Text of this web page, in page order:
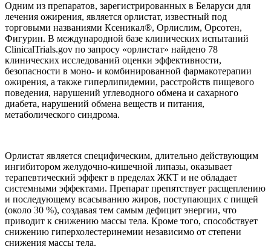
Одним из препаратов, зарегистрированных в Беларуси для
лечения ожирения, является орлистат, известный под
торговыми названиями Ксеникал®, Орлислим, Орсотен,
Фигурин. В международной базе клинических испытаний
ClinicalTrials.gov по запросу «орлистат» найдено 78
клинических исследований оценки эффективности,
безопасности в моно- и комбинированной фармакотерапии
ожирения, а также гиперлипидемии, расстройств пищевого
поведения, нарушений углеводного обмена и сахарного
диабета, нарушений обмена веществ и питания,
метаболического синдрома.
Орлистат является специфическим, длительно действующим
ингибитором желудочно-кишечной липазы, оказывает
терапевтический эффект в пределах ЖКТ и не обладает
системными эффектами. Препарат препятствует расщеплению
и последующему всасыванию жиров, поступающих с пищей
(около 30 %), создавая тем самым дефицит энергии, что
приводит к снижению массы тела. Кроме того, способствует
снижению гиперхолестеринемии независимо от степени
снижения массы тела.